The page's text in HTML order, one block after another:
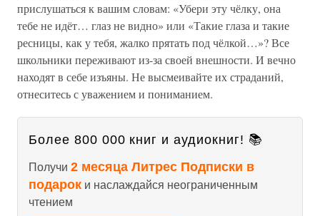
прислушаться к вашим словам: «Убери эту чёлку, она
тебе не идёт… глаз не видно» или «Такие глаза и такие
ресницы, как у тебя, жалко прятать под чёлкой…»? Все
школьники переживают из-за своей внешности. И вечно
находят в себе изъяны. Не высмеивайте их страданий,
отнеситесь с уважением и пониманием.
Более 800 000 книг и аудиокниг! 📚
Получи 2 месяца Литрес Подписки в
подарок и наслаждайся неограниченным
чтением